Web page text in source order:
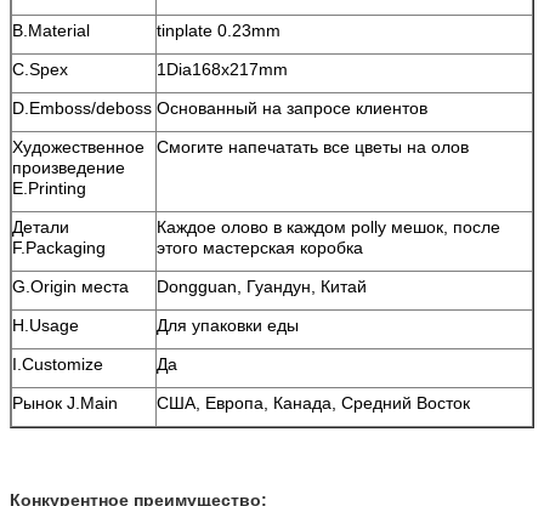
B.Material
tinplate 0.23mm
C.Spex
1Dia168x217mm
D.Emboss/deboss Основанный на запросе клиентов
Художественное
произведение
E.Printing
Смогите напечатать все цветы на олов
Детали
F.Packaging
Каждое олово в каждом polly мешок, после
этого мастерская коробка
G.Origin места
Dongguan, Гуандун, Китай
H.Usage
Для упаковки еды
I.Customize
Да
Рынок J.Main
США, Европа, Канада, Средний Восток
Конкурентное преимущество: